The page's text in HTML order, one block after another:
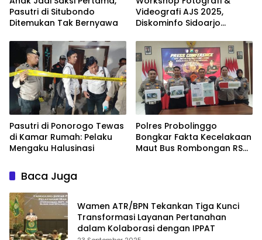
Pasutri di Situbondo
Ditemukan Tak Bernyawa
Videografi AJS 2025,
Diskominfo Sidoarjo
Angkat Sejarah dan
Budaya
Pasutri di Ponorogo Tewas
di Kamar Rumah: Pelaku
Mengaku Halusinasi
Polres Probolinggo
Bongkar Fakta Kecelakaan
Maut Bus Rombongan RS
Baca Juga
Wamen ATR/BPN Tekankan Tiga Kunci
Transformasi Layanan Pertanahan
dalam Kolaborasi dengan IPPAT